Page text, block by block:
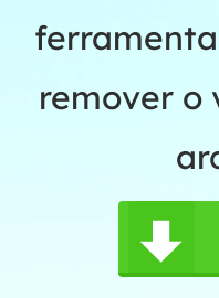
remover o
